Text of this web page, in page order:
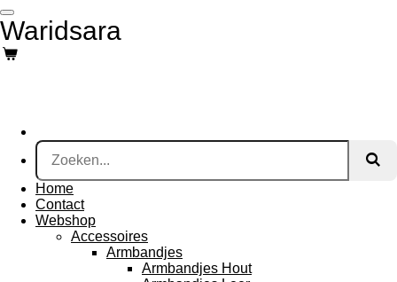
Ga
direct
naar
de
Waridsara
Home
Contact
Webshop
Accessoires
Armbandjes
Armbandjes Hout